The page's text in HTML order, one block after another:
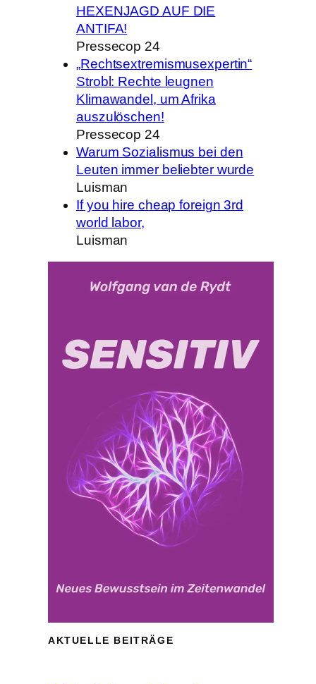
HEXENJAGD AUF DIE
ANTIFA!
Pressecop 24
„Rechtsextremismusexpertin“
Strobl: Rechte leugnen
Klimawandel, um Afrika
auszulöschen!
Pressecop 24
Warum Sozialismus bei den
Leuten immer beliebter wurde
Luisman
If you hire cheap foreign 3rd
world labor,
Luisman
AKTUELLE BEITRÄGE